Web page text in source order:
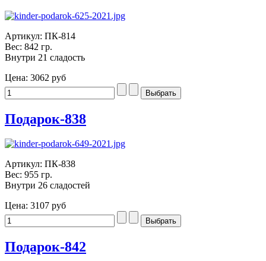
Артикул: ПК-814
Вес: 842 гр.
Внутри 21 сладость
Цена: 3062 руб
Подарок-838
Артикул: ПК-838
Вес: 955 гр.
Внутри 26 сладостей
Цена: 3107 руб
Подарок-842